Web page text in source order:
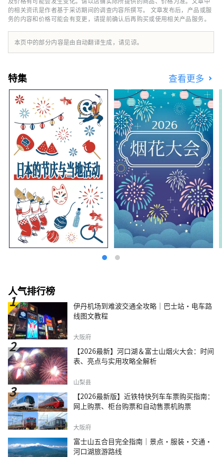
的相关资讯是作者基于采访期间的调查内容所撰写。 文章发布后，产品或服
务的内容和价格可能会有变更，请提前确认后再购买或使用相关产品服务。
本页中的部分内容是由自动翻译生成，请见谅。
特集 查看更多
人气排行榜
伊丹机场到难波交通全攻略｜巴士站・电车路
线图文教程
大阪府
【2026最新】河口湖＆富士山烟火大会：时间
表、亮点与实用攻略全解析
山梨县
【2026最新版】近铁特快列车车票购买指南：
网上购票、柜台购票和自动售票机购票
大阪府
富士山五合目完全指南｜景点·服装·交通·
河口湖旅游路线